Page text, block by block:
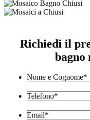
Richiedi il
bagno
Nome e Cognome*
Telefono*
Email*